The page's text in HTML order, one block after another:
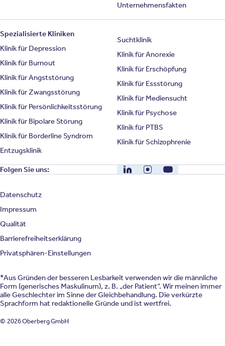
Unternehmensfakten
Spezialisierte Kliniken
Klinik für Depression
Klinik für Burnout
Klinik für Angststörung
Klinik für Zwangsstörung
Klinik für Persönlichkeitsstörung
Klinik für Bipolare Störung
Klinik für Borderline Syndrom
Entzugsklinik
Suchtklinik
Klinik für Anorexie
Klinik für Erschöpfung
Klinik für Essstörung
Klinik für Mediensucht
Klinik für Psychose
Klinik für PTBS
Klinik für Schizophrenie
Folgen Sie uns: LinkedIn InstagramYouTube
Datenschutz
Impressum
Qualität
Barrierefreiheitserklärung
Privatsphären-Einstellungen
*Aus Gründen der besseren Lesbarkeit verwenden wir die männliche
Form (generisches Maskulinum), z. B. „der Patient“. Wir meinen immer
alle Geschlechter im Sinne der Gleichbehandlung. Die verkürzte
Sprachform hat redaktionelle Gründe und ist wertfrei.
© 2026 Oberberg GmbH